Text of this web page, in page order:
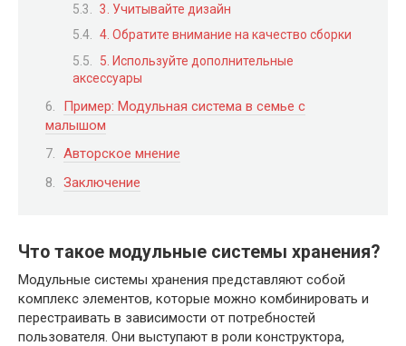
3. Учитывайте дизайн
4. Обратите внимание на качество сборки
5. Используйте дополнительные
аксессуары
Пример: Модульная система в семье с
малышом
Авторское мнение
Заключение
Что такое модульные системы хранения?
Модульные системы хранения представляют собой
комплекс элементов, которые можно комбинировать и
перестраивать в зависимости от потребностей
пользователя. Они выступают в роли конструктора,